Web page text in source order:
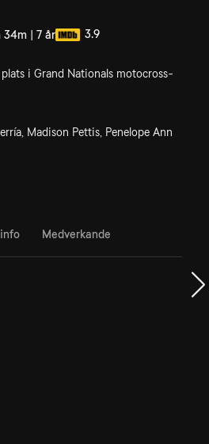
34m | 7 år 3.9
i Grand Nationals motocross-
Madison Pettis, Penelope Ann
Medverkande